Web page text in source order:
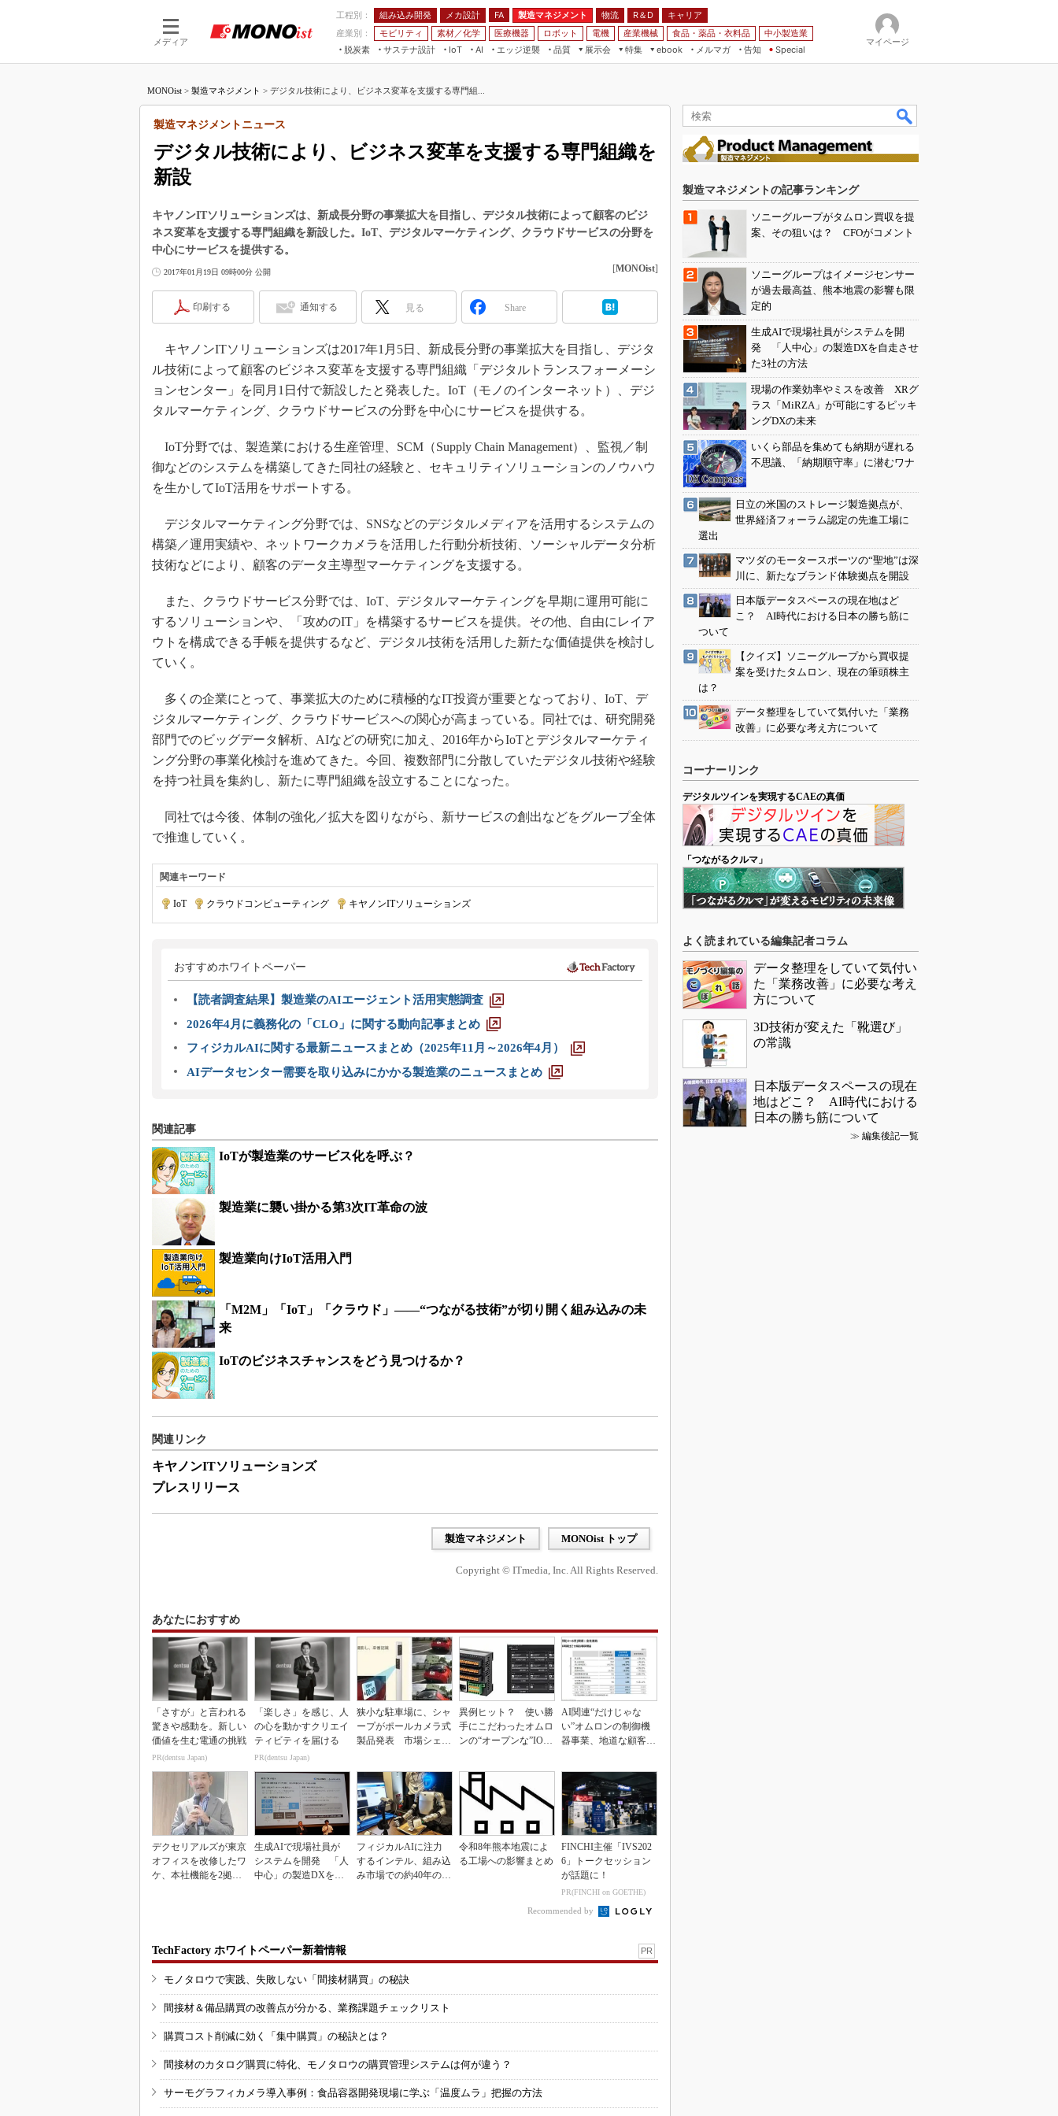
メディア
工程別： 組み込み開発 メカ設計 FA 製造マネジメント 物流 R＆D
キャリア
産業別：
モビリティ 素材／化学 医療機器 ロボット 電機 産業機械 食品・薬品・衣料品
中小製造業
脱炭素
サステナ設計
IoT
つながる工場
AI
AI×設備保全
エッジ逆襲 品質
展示会
JIMTOF
IIFES
TECHNO-FRONTIER
EdgeTech+
日本ものづくりワールド
AUTOMOTIVE WORLD
産業オープンネット展
特集
つながるクルマ
VR／AR
フィールドサービス
組み込み画像技術
組み込みモデリング
ISO26262
3Dプリンタ
S＆OP
イノベーション
植物工場
知財マネジメント
グローバル設計・開発
制御セキュリティ
新型コロナへの対応
ebook
FA
モビリティ
メルマガ
告知 Special
マイページ
MONOist > 製造マネジメント > デジタル技術により、ビジネス変革を支援する専門組...
デジタル技術により、ビジネス変革を支援する専門組織を
新設
製造マネジメントニュース
キヤノンITソリューションズは、新成長分野の事業拡大を目指し、デジタル技術によって顧客のビジ
ネス変革を支援する専門組織を新設した。IoT、デジタルマーケティング、クラウドサービスの分野を
中心にサービスを提供する。
2017年01月19日 09時00分 公開 [MONOist]
印刷する 通知する 見る Share
キヤノンITソリューションズは2017年1月5日、新成長分野の事業拡大を目指し、デジタ
ル技術によって顧客のビジネス変革を支援する専門組織「デジタルトランスフォーメーシ
ョンセンター」を同月1日付で新設したと発表した。IoT（モノのインターネット）、デジ
タルマーケティング、クラウドサービスの分野を中心にサービスを提供する。
IoT分野では、製造業における生産管理、SCM（Supply Chain Management）、監視／制
御などのシステムを構築してきた同社の経験と、セキュリティソリューションのノウハウ
を生かしてIoT活用をサポートする。
デジタルマーケティング分野では、SNSなどのデジタルメディアを活用するシステムの
構築／運用実績や、ネットワークカメラを活用した行動分析技術、ソーシャルデータ分析
技術などにより、顧客のデータ主導型マーケティングを支援する。
また、クラウドサービス分野では、IoT、デジタルマーケティングを早期に運用可能に
するソリューションや、「攻めのIT」を構築するサービスを提供。その他、自由にレイア
ウトを構成できる手帳を提供するなど、デジタル技術を活用した新たな価値提供を検討し
ていく。
多くの企業にとって、事業拡大のために積極的なIT投資が重要となっており、IoT、デ
ジタルマーケティング、クラウドサービスへの関心が高まっている。同社では、研究開発
部門でのビッグデータ解析、AIなどの研究に加え、2016年からIoTとデジタルマーケティ
ング分野の事業化検討を進めてきた。今回、複数部門に分散していたデジタル技術や経験
を持つ社員を集約し、新たに専門組織を設立することになった。
同社では今後、体制の強化／拡大を図りながら、新サービスの創出などをグループ全体
で推進していく。
関連キーワード
IoT| クラウドコンピューティング キヤノンITソリューションズ
おすすめホワイトペーパー
【読者調査結果】製造業のAIエージェント活用実態調査
2026年4月に義務化の「CLO」に関する動向記事まとめ
フィジカルAIに関する最新ニュースまとめ（2025年11月～2026年4月）
AIデータセンター需要を取り込みにかかる製造業のニュースまとめ
関連記事
IoTが製造業のサービス化を呼ぶ？
製造業に襲い掛かる第3次IT革命の波
製造業向けIoT活用入門
「M2M」「IoT」「クラウド」――“つながる技術”が切り開く組み込みの未
来
IoTのビジネスチャンスをどう見つけるか？
関連リンク
キヤノンITソリューションズ
プレスリリース
製造マネジメント MONOist トップ
Copyright © ITmedia, Inc. All Rights Reserved.
あなたにおすすめ
「さすが」と言われる
驚きや感動を。新しい
価値を生む電通の挑戦
PR(dentsu Japan)
「楽しさ」を感じ、人
の心を動かすクリエイ
ティビティを届ける
PR(dentsu Japan)
狭小な駐車場に、シャ
ープがポールカメラ式
製品発表 市場シェア
異例ヒット？ 使い勝
手にこだわったオムロ
ンの“オープンな”IO-L
AI関連“だけじゃな
い”オムロンの制御機
器事業、地道な顧客基
デクセリアルズが東京
オフィスを改修したワ
ケ、本社機能を2拠点
生成AIで現場社員が
システムを開発 「人
中心」の製造DXを自
フィジカルAIに注力
するインテル、組み込
み市場での約40年の実
令和8年熊本地震によ
る工場への影響まとめ
FINCHI主催「IVS202
6」トークセッション
が話題に！
PR(FINCHI on GOETHE)
Recommended by
TechFactory ホワイトペーパー新着情報 PR
モノタロウで実践、失敗しない「間接材購買」の秘訣
間接材＆備品購買の改善点が分かる、業務課題チェックリスト
購買コスト削減に効く「集中購買」の秘訣とは？
間接材のカタログ購買に特化、モノタロウの購買管理システムは何が違う？
サーモグラフィカメラ導入事例：食品容器開発現場に学ぶ「温度ムラ」把握の方法
製造マネジメントの記事ランキング
ソニーグループがタムロン買収を提
案、その狙いは？ CFOがコメント
ソニーグループはイメージセンサー
が過去最高益、熊本地震の影響も限
定的
生成AIで現場社員がシステムを開
発 「人中心」の製造DXを自走させ
た3社の方法
現場の作業効率やミスを改善 XRグ
ラス「MiRZA」が可能にするピッキ
ングDXの未来
いくら部品を集めても納期が遅れる
不思議、「納期順守率」に潜むワナ
日立の米国のストレージ製造拠点が、
世界経済フォーラム認定の先進工場に
選出
マツダのモータースポーツの“聖地”は深
川に、新たなブランド体験拠点を開設
日本版データスペースの現在地はど
こ？ AI時代における日本の勝ち筋に
ついて
【クイズ】ソニーグループから買収提
案を受けたタムロン、現在の筆頭株主
は？
データ整理をしていて気付いた「業務
改善」に必要な考え方について
コーナーリンク
デジタルツインを実現するCAEの真価
「つながるクルマ」
よく読まれている編集記者コラム
データ整理をしていて気付い
た「業務改善」に必要な考え
方について
3D技術が変えた「靴選び」
の常識
日本版データスペースの現在
地はどこ？ AI時代における
日本の勝ち筋について
≫ 編集後記一覧